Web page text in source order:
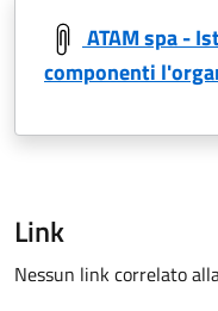
ATAM spa -
componenti
Link
Nessun link correlato